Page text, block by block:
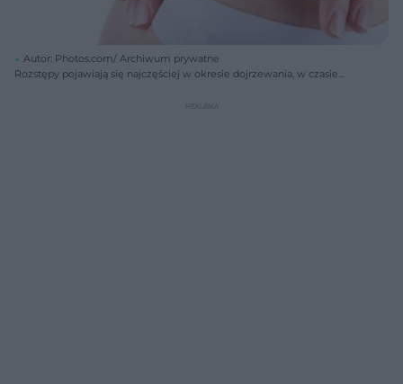
Autor: Photos.com/ Archiwum prywatne
Rozstępy pojawiają się najczęściej w okresie dojrzewania, w czasie